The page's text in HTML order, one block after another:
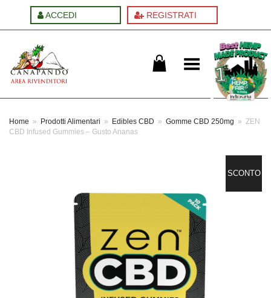
ACCEDI REGISTRATI
Cambia menu
Home » Prodotti Alimentari » Edibles CBD » Gomme CBD 250mg » ZEN
CBD Infused Gummies – Gusto Ananas
SCONTO